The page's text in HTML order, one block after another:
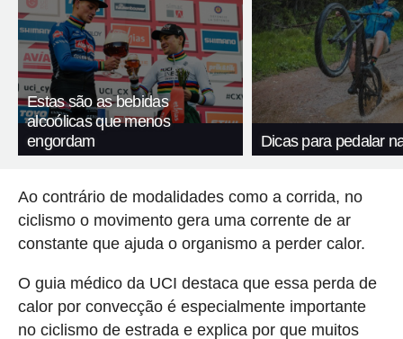
Estas são as bebidas
alcoólicas que menos
engordam
Dicas para pedalar
Ao contrário de modalidades como a corrida, no
ciclismo o movimento gera uma corrente de ar
constante que ajuda o organismo a perder calor.
O guia médico da UCI destaca que essa perda de
calor por convecção é especialmente importante
no ciclismo de estrada e explica por que muitos